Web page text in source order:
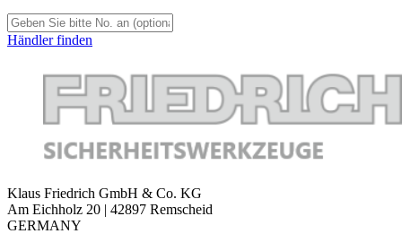
Händler finden
Klaus Friedrich GmbH & Co. KG
Am Eichholz 20 | 42897 Remscheid
GERMANY